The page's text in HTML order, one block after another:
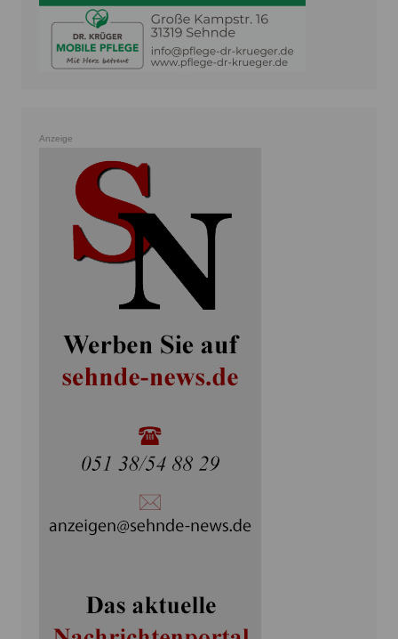
Anzeige